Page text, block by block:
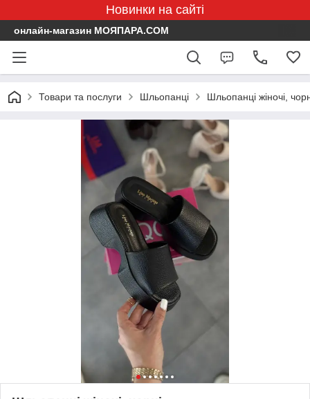
Новинки на сайті
онлайн-магазин МОЯПАРА.COM
Товари та послуги Шльопанці Шльопанці жіночі,